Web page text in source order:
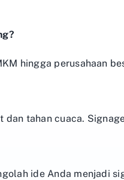
hingga perusahaan
tahan cuaca.
ide Anda menjadi